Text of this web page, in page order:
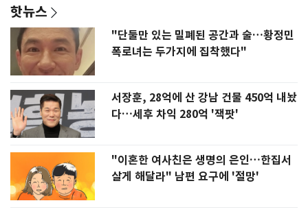
핫뉴스
"단둘만 있는 밀폐된 공간과 술…황정민
폭로녀는 두가지에 집착했다"
서장훈, 28억에 산 강남 건물 450억 내놨
다…세후 차익 280억 '잭팟'
"이혼한 여사친은 생명의 은인…한집서
살게 해달라" 남편 요구에 '절망'